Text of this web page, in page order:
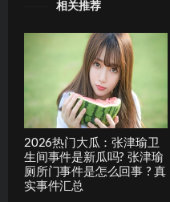
相关推荐
2026热门大瓜：张津瑜卫
生间事件是新瓜吗? 张津瑜
厕所门事件是怎么回事 ? 真
实事件汇总